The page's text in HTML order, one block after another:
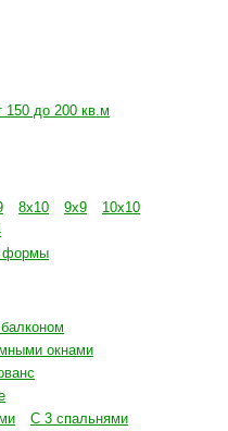
150 до 200 кв.м
8х10 9х9
10х10
формы
окнами
С 3 спальнями